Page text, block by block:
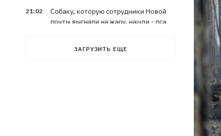
21:02
Собаку, которую сотрудники Новой
почты выгнали на жару, нашли - пса
ЗАГРУЗИТЬ ЕЩЕ